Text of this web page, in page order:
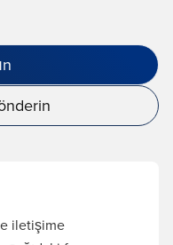
iletişime